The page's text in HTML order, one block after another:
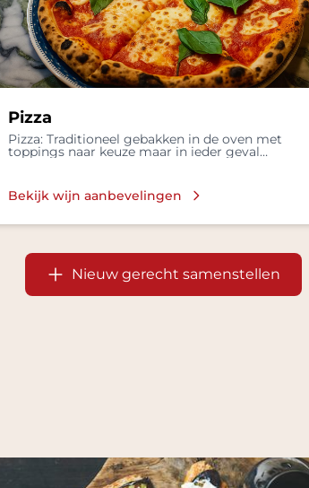
Pizza
Pizza: Traditioneel gebakken in de oven met
toppings naar keuze maar in ieder geval
Bekijk wijn aanbevelingen
Nieuw gerecht samenstellen